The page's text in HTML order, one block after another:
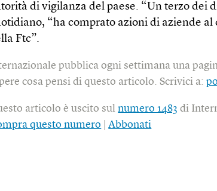
di vigilanza del paese. “Un terzo dei
“ha comprato azioni di aziende
Ftc”.
pubblica ogni settimana una
cosa pensi di questo articolo. Scrivici a:
articolo è uscito sulnumero 1483 di
questo numero |Abbonati